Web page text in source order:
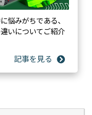
悩みがちである、
いについてご紹介